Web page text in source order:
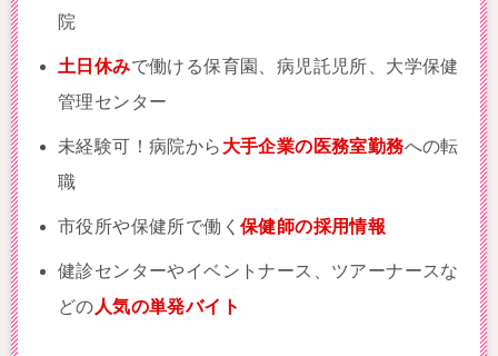
院
土日休みで働ける保育園、病児託児所、大学保健
管理センター
未経験可！病院から 大手企業の医務室勤務への転
職
市役所や保健所で働く 保健師の採用情報
健診センターやイベントナース、ツアーナースな
どの 人気の単発バイト